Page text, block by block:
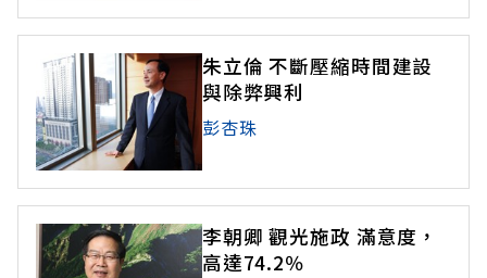
朱立倫 不斷壓縮時間建設
與除弊興利
彭杏珠
李朝卿 觀光施政 滿意度，
高達74.2％